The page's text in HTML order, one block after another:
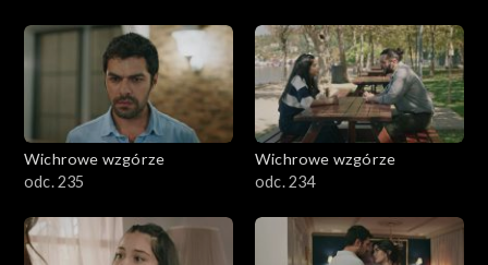
Wichrowe wzgórze
odc. 235
Wichrowe wzgórze
odc. 234